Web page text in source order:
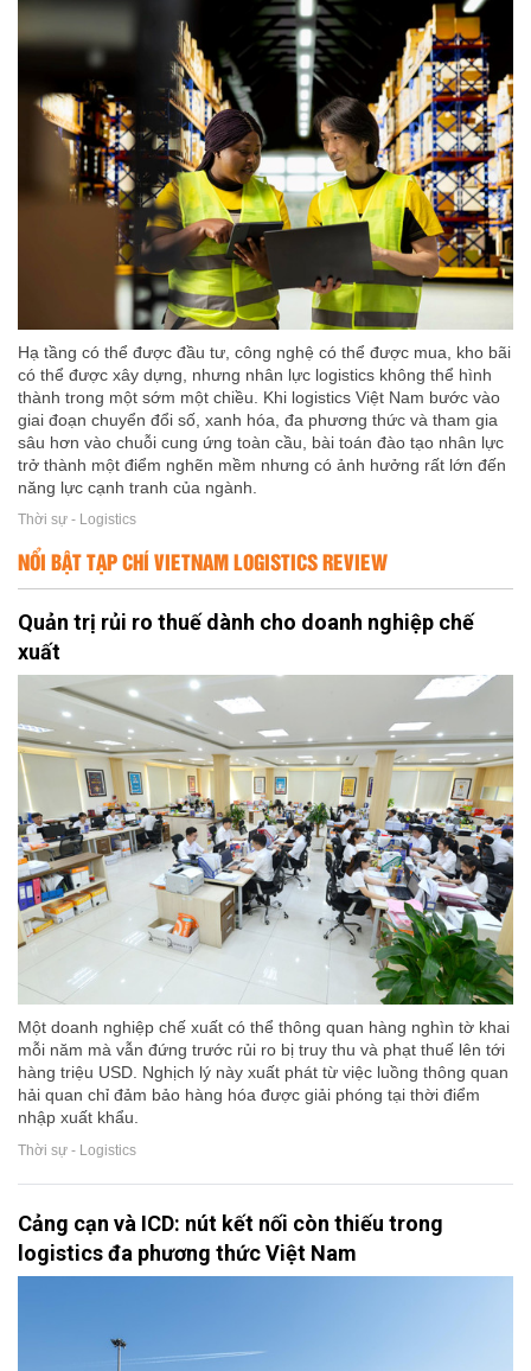
Hạ tầng có thể được đầu tư, công nghệ có thể được mua, kho bãi
có thể được xây dựng, nhưng nhân lực logistics không thể hình
thành trong một sớm một chiều. Khi logistics Việt Nam bước vào
giai đoạn chuyển đổi số, xanh hóa, đa phương thức và tham gia
sâu hơn vào chuỗi cung ứng toàn cầu, bài toán đào tạo nhân lực
trở thành một điểm nghẽn mềm nhưng có ảnh hưởng rất lớn đến
năng lực cạnh tranh của ngành.
Thời sự - Logistics
NỔI BẬT TẠP CHÍ VIETNAM LOGISTICS REVIEW
Quản trị rủi ro thuế dành cho doanh nghiệp chế
xuất
Một doanh nghiệp chế xuất có thể thông quan hàng nghìn tờ khai
mỗi năm mà vẫn đứng trước rủi ro bị truy thu và phạt thuế lên tới
hàng triệu USD. Nghịch lý này xuất phát từ việc luồng thông quan
hải quan chỉ đảm bảo hàng hóa được giải phóng tại thời điểm
nhập xuất khẩu.
Thời sự - Logistics
Cảng cạn và ICD: nút kết nối còn thiếu trong
logistics đa phương thức Việt Nam